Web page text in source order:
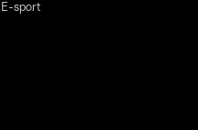
E-sport